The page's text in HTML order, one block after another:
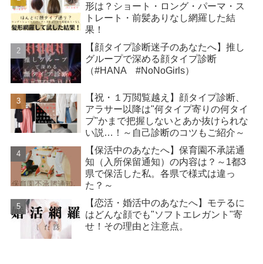
形は？ショート・ロング・パーマ・ス
トレート・前髪ありなし網羅した結
果！
【顔タイプ診断迷子のあなたへ】推し
グループで深める顔タイプ診断
（#HANA #NoNoGirls）
【祝・１万閲覧越え】顔タイプ診断、
アラサー以降は"何タイプ寄りの何タイ
プ"かまで把握しないとあか抜けられな
い説…！～自己診断のコツもご紹介～
【保活中のあなたへ】保育園不承諾通
知（入所保留通知）の内容は？～1都3
県で保活した私。各県で様式は違っ
た？～
【恋活・婚活中のあなたへ】モテるに
はどんな顔でも"ソフトエレガント"寄
せ！その理由と注意点。